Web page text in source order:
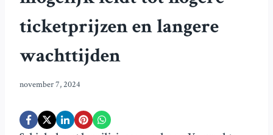
ticketprijzen en langere
wachttijden
november 7, 2024